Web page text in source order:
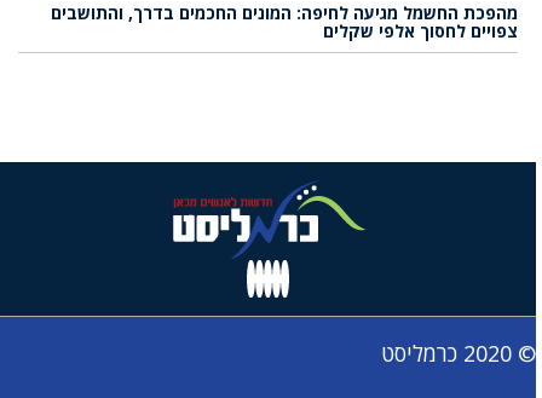
מהפכת החשמל מגיעה לחיפה: המונים החכמים בדרך, והתושבים
צפויים לחסוך אלפי שקלים
© 2020 כרמליסט